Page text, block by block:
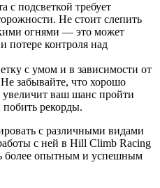
с подсветкой требует
Не стоит слепить
огнями — это может
потере контроля над
с умом и в зависимости от
забывайте, что хорошо
увеличит ваш шанс пройти
рекорды.
с различными видами
с ней в Hill Climb Racing
более опытным и успешным